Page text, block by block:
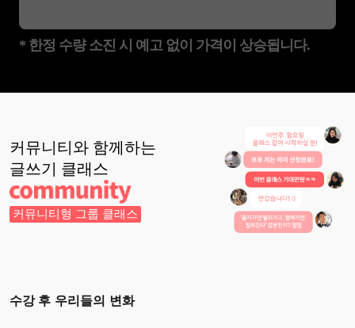
* 한정 수량 소진 시 예고 없이 가격이 상승됩니다.
커뮤니티와 함께하는
글쓰기
클래스
커뮤니티형 그룹 클래스
수강 후 우리들의 변화